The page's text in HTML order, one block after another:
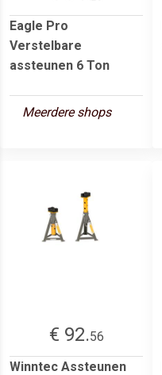
Eagle Pro
Verstelbare
assteunen 6 Ton
Meerdere shops
€ 92.56
Winntec Assteunen